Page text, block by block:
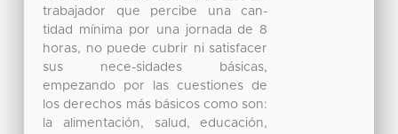
trabajador que percibe una can-
tidad mínima por una jornada de 8
horas, no puede cubrir ni satisfacer
sus nece-sidades básicas,
empezando por las cuestiones de
los derechos más básicos como son:
la alimentación, salud, educación,